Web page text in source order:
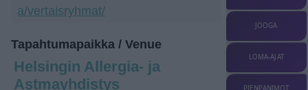
a/vertaisryhmat/
Tapahtumapaikka / Venue
Helsingin Allergia- ja
Astmayhdistys
JOOGA
LOMA-AJAT
PIENPANIMOT